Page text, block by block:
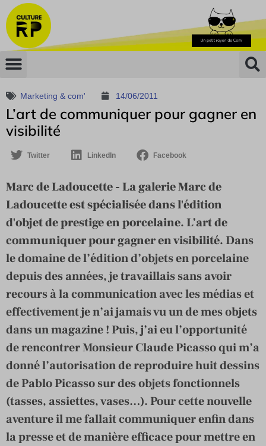
Marketing & com' 14/06/2011
L’art de communiquer pour gagner en
visibilité
Twitter LinkedIn Facebook
Marc de Ladoucette - La galerie Marc de
Ladoucette est spécialisée dans l'édition
d'objet de prestige en porcelaine. L’art de
communiquer pour gagner en visibilité. Dans
le domaine de l’édition d’objets en porcelaine
depuis des années, je travaillais sans avoir
recours à la communication avec les médias et
effectivement je n’ai jamais vu un de mes objets
dans un magazine ! Puis, j’ai eu l’opportunité
de rencontrer Monsieur Claude Picasso qui m’a
donné l’autorisation de reproduire huit dessins
de Pablo Picasso sur des objets fonctionnels
(tasses, assiettes, vases…). Pour cette nouvelle
aventure il me fallait communiquer enfin dans
la presse et de manière efficace pour mettre en